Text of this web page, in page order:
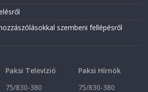
szembeni fellépésről
Paksi Televízió
75/830-380
Paksi Hírnök
75/830-380